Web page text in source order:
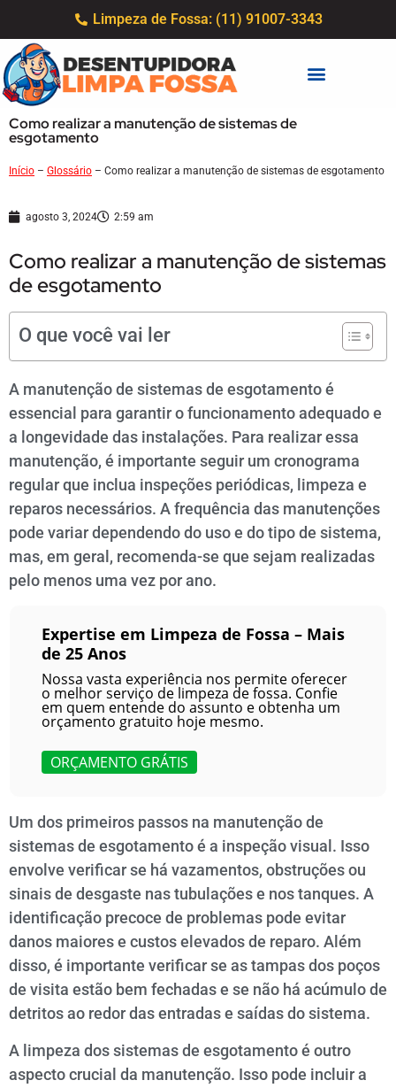
Limpeza de Fossa: (11) 91007-3343
Como realizar a manutenção de sistemas de
esgotamento
Início – Glossário – Como realizar a manutenção de sistemas de esgotamento
agosto 3, 2024 2:59 am
Como realizar a manutenção de sistemas
de esgotamento
O que você vai ler
A manutenção de sistemas de esgotamento é
essencial para garantir o funcionamento adequado e
a longevidade das instalações. Para realizar essa
manutenção, é importante seguir um cronograma
regular que inclua inspeções periódicas, limpeza e
reparos necessários. A frequência das manutenções
pode variar dependendo do uso e do tipo de sistema,
mas, em geral, recomenda-se que sejam realizadas
pelo menos uma vez por ano.
Expertise em Limpeza de Fossa – Mais
de 25 Anos
Nossa vasta experiência nos permite oferecer
o melhor serviço de limpeza de fossa. Confie
em quem entende do assunto e obtenha um
orçamento gratuito hoje mesmo.
ORÇAMENTO GRÁTIS
Um dos primeiros passos na manutenção de
sistemas de esgotamento é a inspeção visual. Isso
envolve verificar se há vazamentos, obstruções ou
sinais de desgaste nas tubulações e nos tanques. A
identificação precoce de problemas pode evitar
danos maiores e custos elevados de reparo. Além
disso, é importante verificar se as tampas dos poços
de visita estão bem fechadas e se não há acúmulo de
detritos ao redor das entradas e saídas do sistema.
A limpeza dos sistemas de esgotamento é outro
aspecto crucial da manutenção. Isso pode incluir a